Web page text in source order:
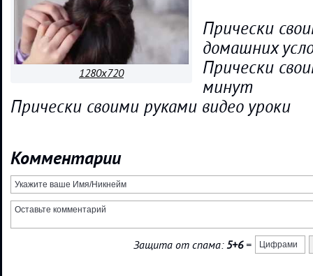
1280x720
Прически
домашних
Прически
минут
Прически своими руками видео уроки
Комментарии
Защита от спама:5+6=